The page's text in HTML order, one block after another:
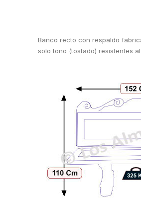
Banco recto con respaldo
solo tono (tostado) resistentes